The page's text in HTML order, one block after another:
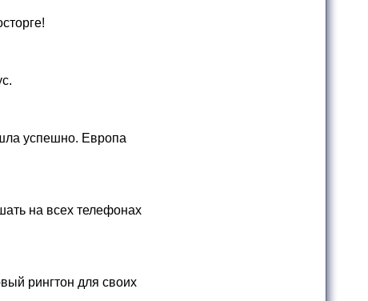
успешно. Европа
на всех телефонах
рингтон для своих